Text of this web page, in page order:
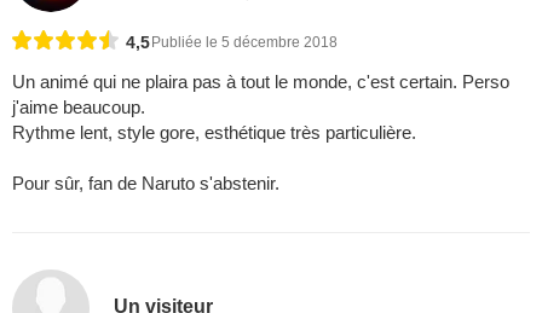
4,5 Publiée le 5 décembre 2018
Un animé qui ne plaira pas à tout le monde, c'est certain. Perso
j'aime beaucoup.
Rythme lent, style gore, esthétique très particulière.
Pour sûr, fan de Naruto s'abstenir.
Un visiteur